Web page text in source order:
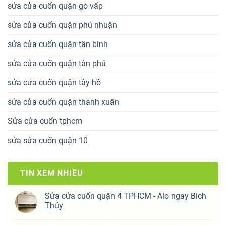
sửa cửa cuốn quận gò vấp
sửa cửa cuốn quận phú nhuận
sửa cửa cuốn quận tân bình
sửa cửa cuốn quận tân phú
sửa cửa cuốn quận tây hồ
sửa cửa cuốn quận thanh xuân
Sửa cửa cuốn tphcm
sửa sửa cuốn quận 10
TIN XEM NHIỀU
Sửa cửa cuốn quận 4 TPHCM - Alo ngay Bích
Thủy